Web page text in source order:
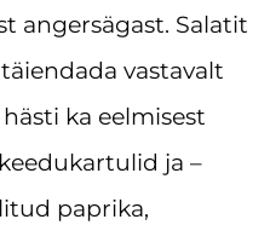
angersägast. Salatit
vastavalt
ka eelmisest
ja –
paprika,